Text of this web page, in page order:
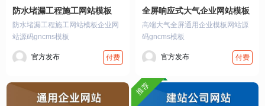
防水堵漏工程施工网站模板
防水堵漏工程施工网站模板企业网
站源码gncms模板
官方发布 付费
全屏响应式大气企业网站模板
高端大气全屏通用企业模板网站源
码gncms模板
官方发布 付费
推荐